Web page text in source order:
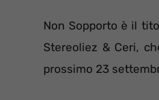
Non Sopporto è il
Stereoliez & Ceri,
prossimo 23